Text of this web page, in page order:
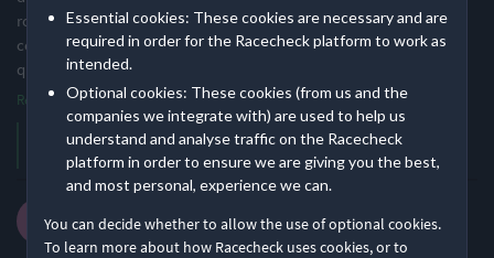
Essential cookies: These cookies are necessary and are
required in order for the Racecheck platform to work as
intended.
Optional cookies: These cookies (from us and the
companies we integrate with) are used to help us
understand and analyse traffic on the Racecheck
platform in order to ensure we are giving you the best,
and most personal, experience we can.
You can decide whether to allow the use of optional cookies.
To learn more about how Racecheck uses cookies, or to
route avec des vtt, ou bien indiquer dans les documents avant la
course que le terrain est adapté pour les deux. Pas très équitable
quand le parcours
Read more ·
See translation
Merci pour votre avis. Nous sommes ravis que cela vous ait plu !
Nous espérons vous voir en 2023!
4.9 · 2021 Panthére Rose 13-15 ans ·